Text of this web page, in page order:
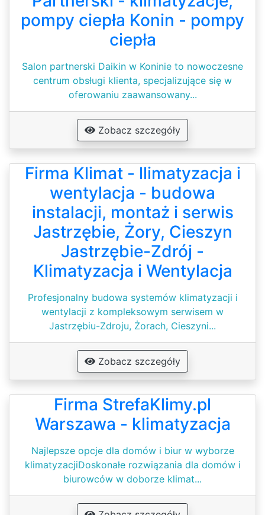
pompy ciepła Konin - pompy
ciepła
Salon partnerski Daikin w Koninie to nowoczesne
centrum obsługi klienta, specjalizujące się w
oferowaniu zaawansowany...
Zobacz szczegóły
Firma Klimat - llimatyzacja i
wentylacja - budowa
instalacji, montaż i serwis
Jastrzębie, Żory, Cieszyn
Jastrzębie-Zdrój -
Klimatyzacja i Wentylacja
Profesjonalny budowa systemów klimatyzacji i
wentylacji z kompleksowym serwisem w
Jastrzębiu-Zdroju, Żorach, Cieszyni...
Zobacz szczegóły
Firma StrefaKlimy.pl
Warszawa - klimatyzacja
Najlepsze opcje dla domów i biur w wyborze
klimatyzacjiDoskonałe rozwiązania dla domów i
biurowców w doborze klimat...